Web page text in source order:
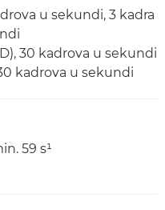
u sekundi, 3 kadra
30 kadrova u sekundi
kadrova u sekundi
59 s¹